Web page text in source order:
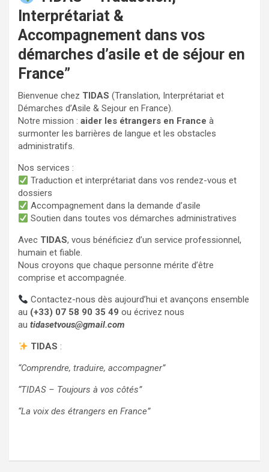
Interprétariat &
Accompagnement dans vos
démarches d’asile et de séjour en
France”
Bienvenue chez TIDAS (Translation, Interprétariat et
Démarches d’Asile & Sejour en France).
Notre mission : aider les étrangers en France à
surmonter les barrières de langue et les obstacles
administratifs.
Nos services :
Traduction et interprétariat dans vos rendez-vous et
dossiers
Accompagnement dans la demande d’asile
Soutien dans toutes vos démarches administratives
Avec TIDAS, vous bénéficiez d’un service professionnel,
humain et fiable.
Nous croyons que chaque personne mérite d’être
comprise et accompagnée.
Contactez-nous dès aujourd’hui et avançons ensemble
au (+33) 07 58 90 35 49 ou écrivez nous
au tidasetvous@gmail.com
TIDAS :
“Comprendre, traduire, accompagner”
“TIDAS – Toujours à vos côtés”
“La voix des étrangers en France”